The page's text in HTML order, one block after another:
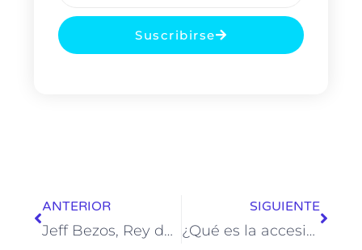
Suscribirse
ANTERIOR
Jeff Bezos, Rey del e-commerce
SIGUIENTE
¿Qué es la accesibilidad Web?